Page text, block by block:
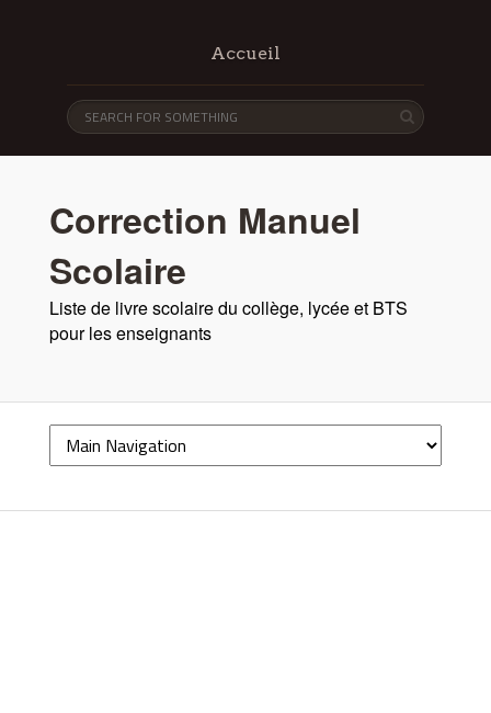
Accueil
Correction Manuel
Scolaire
Liste de livre scolaire du collège, lycée et BTS
pour les enseignants